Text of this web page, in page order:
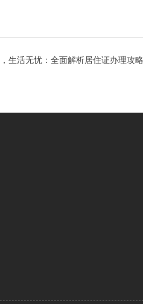
，生活无忧：全面解析居住证办理攻